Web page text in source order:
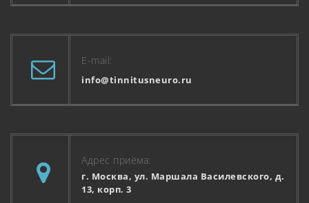
E-mail:
info@tinnitusneuro.ru
Адрес приёма:
г. Москва, ул. Маршала Василевского, д.
13, корп. 3